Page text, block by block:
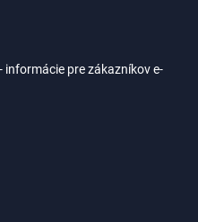
informácie pre zákazníkov e-